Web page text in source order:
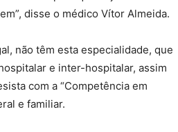
disse o médico Vítor Almeida.
não têm esta especialidade, que
e inter-hospitalar, assim
com a “Competência em
e familiar.